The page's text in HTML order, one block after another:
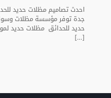
احدث تصاميم مظلات حديد
جدة توفر مؤسسة مظلات
حديد للحدائق مظلات حديد
[…]